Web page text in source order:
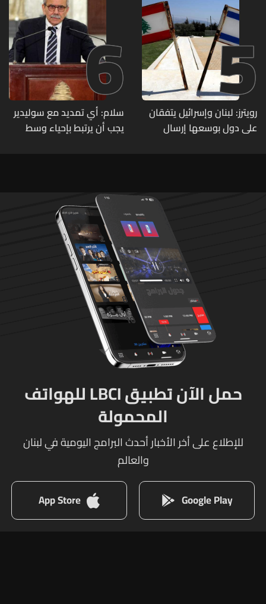
5
رويترز: لبنان وإسرائيل يتفقان
على دول بوسعها إرسال
6
سلام: أي تمديد مع سوليدير
يجب أن يرتبط بإحياء وسط
حمل الآن تطبيق LBCI للهواتف
المحمولة
للإطلاع على أخر الأخبار أحدث البرامج اليومية في لبنان
والعالم
Google Play
App Store